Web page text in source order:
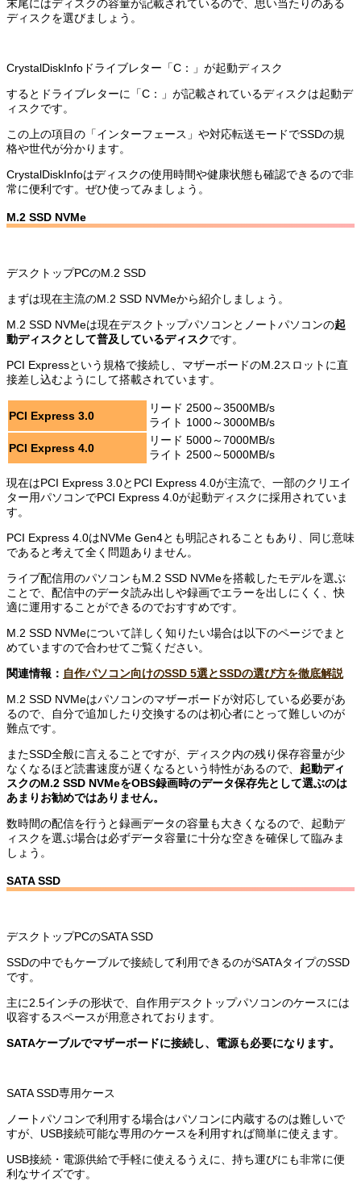
末尾にはディスクの容量が記載されているので、思い当たりのある
ディスクを選びましょう。
CrystalDiskInfoドライブレター「C：」が起動ディスク
するとドライブレターに「C：」が記載されているディスクは起動デ
ィスクです。
この上の項目の「インターフェース」や対応転送モードでSSDの規
格や世代が分かります。
CrystalDiskInfoはディスクの使用時間や健康状態も確認できるので非
常に便利です。ぜひ使ってみましょう。
M.2 SSD NVMe
デスクトップPCのM.2 SSD
まずは現在主流のM.2 SSD NVMeから紹介しましょう。
M.2 SSD NVMeは現在デスクトップパソコンとノートパソコンの起
動ディスクとして普及しているディスクです。
PCI Expressという規格で接続し、マザーボードのM.2スロットに直
接差し込むようにして搭載されています。
PCI Express 3.0
リード 2500～3500MB/s
ライト 1000～3000MB/s
PCI Express 4.0
リード 5000～7000MB/s
ライト 2500～5000MB/s
現在はPCI Express 3.0とPCI Express 4.0が主流で、一部のクリエイ
ター用パソコンでPCI Express 4.0が起動ディスクに採用されていま
す。
PCI Express 4.0はNVMe Gen4とも明記されることもあり、同じ意味
であると考えて全く問題ありません。
ライブ配信用のパソコンもM.2 SSD NVMeを搭載したモデルを選ぶ
ことで、配信中のデータ読み出しや録画でエラーを出しにくく、快
適に運用することができるのでおすすめです。
M.2 SSD NVMeについて詳しく知りたい場合は以下のページでまと
めていますので合わせてご覧ください。
関連情報： 自作パソコン向けのSSD 5選とSSDの選び方を徹底解説
M.2 SSD NVMeはパソコンのマザーボードが対応している必要があ
るので、自分で追加したり交換するのは初心者にとって難しいのが
難点です。
またSSD全般に言えることですが、ディスク内の残り保存容量が少
なくなるほど読書速度が遅くなるという特性があるので、 起動ディ
スクのM.2 SSD NVMeをOBS録画時のデータ保存先として選ぶのは
あまりお勧めではありません。
数時間の配信を行うと録画データの容量も大きくなるので、起動デ
ィスクを選ぶ場合は必ずデータ容量に十分な空きを確保して臨みま
しょう。
SATA SSD
デスクトップPCのSATA SSD
SSDの中でもケーブルで接続して利用できるのがSATAタイプのSSD
です。
主に2.5インチの形状で、自作用デスクトップパソコンのケースには
収容するスペースが用意されております。
SATAケーブルでマザーボードに接続し、電源も必要になります。
SATA SSD専用ケース
ノートパソコンで利用する場合はパソコンに内蔵するのは難しいで
すが、USB接続可能な専用のケースを利用すれば簡単に使えます。
USB接続・電源供給で手軽に使えるうえに、持ち運びにも非常に便
利なサイズです。